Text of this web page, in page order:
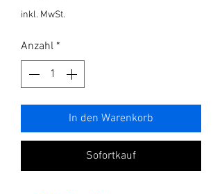
inkl. MwSt.
Anzahl *
In den Warenkorb
Sofortkauf